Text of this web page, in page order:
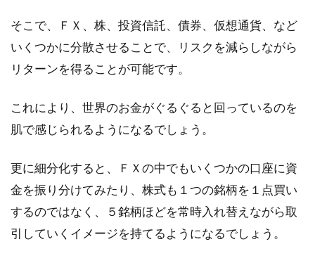
そこで、ＦＸ、株、投資信託、債券、仮想通貨、など
いくつかに分散させることで、リスクを減らしながら
リターンを得ることが可能です。
これにより、世界のお金がぐるぐると回っているのを
肌で感じられるようになるでしょう。
更に細分化すると、ＦＸの中でもいくつかの口座に資
金を振り分けてみたり、株式も１つの銘柄を１点買い
するのではなく、５銘柄ほどを常時入れ替えながら取
引していくイメージを持てるようになるでしょう。